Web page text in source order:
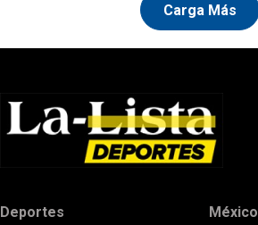
Carga Más
Deportes México